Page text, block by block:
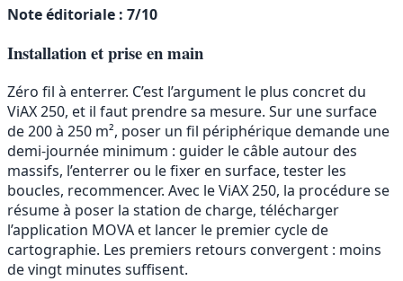
Note éditoriale : 7/10
Installation et prise en main
Zéro fil à enterrer. C’est l’argument le plus concret du
ViAX 250, et il faut prendre sa mesure. Sur une surface
de 200 à 250 m², poser un fil périphérique demande une
demi-journée minimum : guider le câble autour des
massifs, l’enterrer ou le fixer en surface, tester les
boucles, recommencer. Avec le ViAX 250, la procédure se
résume à poser la station de charge, télécharger
l’application MOVA et lancer le premier cycle de
cartographie. Les premiers retours convergent : moins
de vingt minutes suffisent.